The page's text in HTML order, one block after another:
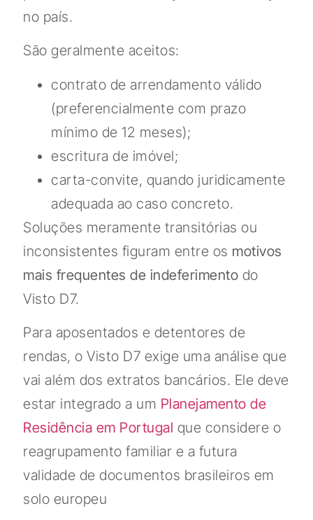
no país.
São geralmente aceitos:
contrato de arrendamento válido
(preferencialmente com prazo
mínimo de 12 meses);
escritura de imóvel;
carta-convite, quando juridicamente
adequada ao caso concreto.
Soluções meramente transitórias ou
inconsistentes figuram entre os motivos
mais frequentes de indeferimento do
Visto D7.
Para aposentados e detentores de
rendas, o Visto D7 exige uma análise que
vai além dos extratos bancários. Ele deve
estar integrado a um Planejamento de
Residência em Portugal que considere o
reagrupamento familiar e a futura
validade de documentos brasileiros em
solo europeu